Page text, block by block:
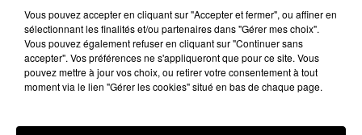
évènements. Les familles et les proches des 7 victimes,
dont des enfants, tombées sous les balles d’un terroriste
parce qu’elles étaient juives ou militaires, n’ont pas à
supporter votre bouffée délirante et votre violence
Vous pouvez accepter en cliquant sur "Accepter et fermer", ou affiner en
sélectionnant les finalités et/ou partenaires dans "Gérer mes choix".
Vous pouvez également refuser en cliquant sur "Continuer sans
accepter". Vos préférences ne s'appliqueront que pour ce site. Vous
pouvez mettre à jour vos choix, ou retirer votre consentement à tout
moment via le lien "Gérer les cookies" situé en bas de chaque page.